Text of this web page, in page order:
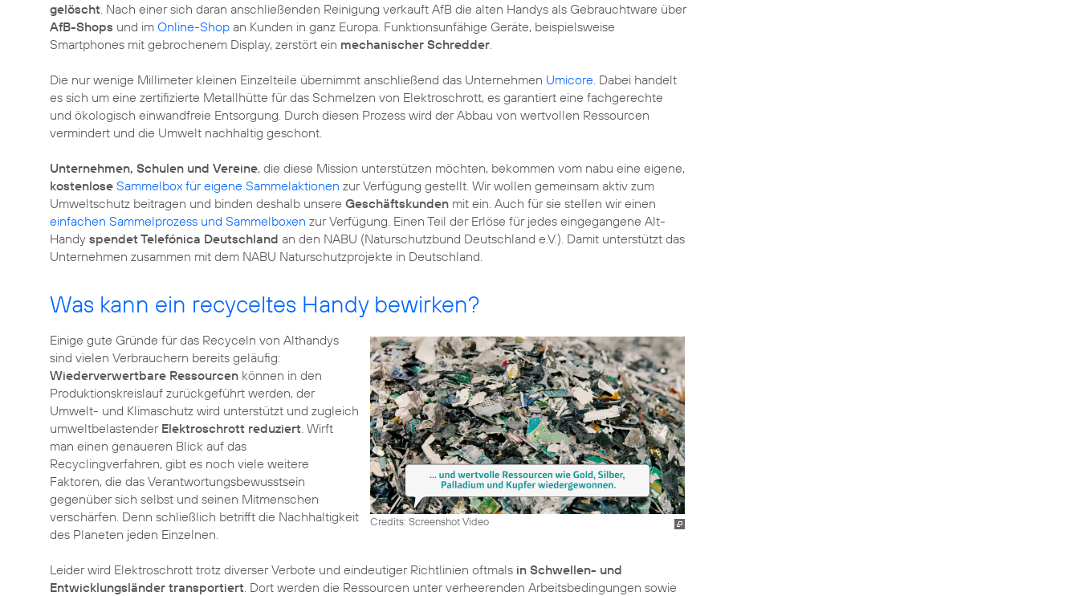
gelöscht. Nach einer sich daran anschließenden Reinigung verkauft AfB die alten Handys als Gebrauchtware über
AfB-Shops und im Online-Shop an Kunden in ganz Europa. Funktionsunfähige Geräte, beispielsweise
Smartphones mit gebrochenem Display, zerstört ein mechanischer Schredder.
Die nur wenige Millimeter kleinen Einzelteile übernimmt anschließend das Unternehmen Umicore. Dabei handelt
es sich um eine zertifizierte Metallhütte für das Schmelzen von Elektroschrott, es garantiert eine fachgerechte
und ökologisch einwandfreie Entsorgung. Durch diesen Prozess wird der Abbau von wertvollen Ressourcen
vermindert und die Umwelt nachhaltig geschont.
Unternehmen, Schulen und Vereine, die diese Mission unterstützen möchten, bekommen vom nabu eine eigene,
kostenlose Sammelbox für eigene Sammelaktionen zur Verfügung gestellt. Wir wollen gemeinsam aktiv zum
Umweltschutz beitragen und binden deshalb unsere Geschäftskunden mit ein. Auch für sie stellen wir einen
einfachen Sammelprozess und Sammelboxen zur Verfügung. Einen Teil der Erlöse für jedes eingegangene Alt-
Handy spendet Telefónica Deutschland an den NABU (Naturschutzbund Deutschland e.V.). Damit unterstützt das
Unternehmen zusammen mit dem NABU Naturschutzprojekte in Deutschland.
Was kann ein recyceltes Handy bewirken?
Credits: Screenshot Video
Einige gute Gründe für das Recyceln von Althandys
sind vielen Verbrauchern bereits geläufig:
Wiederverwertbare Ressourcen können in den
Produktionskreislauf zurückgeführt werden, der
Umwelt- und Klimaschutz wird unterstützt und zugleich
umweltbelastender Elektroschrott reduziert. Wirft
man einen genaueren Blick auf das
Recyclingverfahren, gibt es noch viele weitere
Faktoren, die das Verantwortungsbewusstsein
gegenüber sich selbst und seinen Mitmenschen
verschärfen. Denn schließlich betrifft die Nachhaltigkeit
des Planeten jeden Einzelnen.
Leider wird Elektroschrott trotz diverser Verbote und eindeutiger Richtlinien oftmals in Schwellen- und
Entwicklungsländer transportiert. Dort werden die Ressourcen unter verheerenden Arbeitsbedingungen sowie